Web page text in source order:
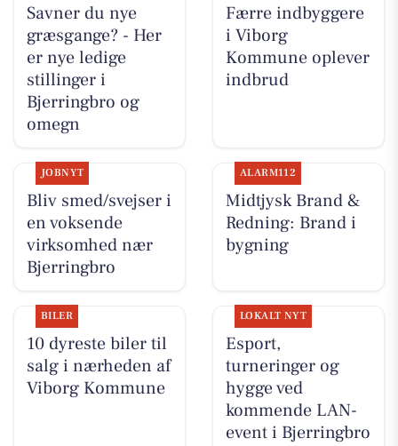
Savner du nye
græsgange? - Her
er nye ledige
stillinger i
Bjerringbro og
omegn
Færre indbyggere
i Viborg
Kommune oplever
indbrud
JOBNYT
Bliv smed/svejser i
en voksende
virksomhed nær
Bjerringbro
ALARM112
Midtjysk Brand &
Redning: Brand i
bygning
BILER
10 dyreste biler til
salg i nærheden af
Viborg Kommune
LOKALT NYT
Esport,
turneringer og
hygge ved
kommende LAN-
event i Bjerringbro